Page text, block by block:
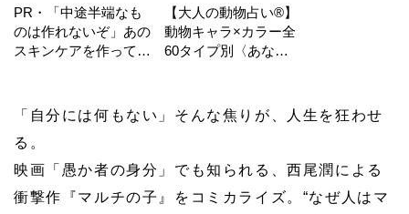
PR・「中途半端なも
のは作れないぞ」あの
スキンケアを作ってい
【大人の動物占い®】
動物キャラ×カラー全
60タイプ別〈あなた
「自分には何もない」そんな焦りが、人生を狂わせ
る。
映画「愚か者の身分」でも知られる、西尾潤による
衝撃作『マルチの子』をコミカライズ。“なぜ人はマ